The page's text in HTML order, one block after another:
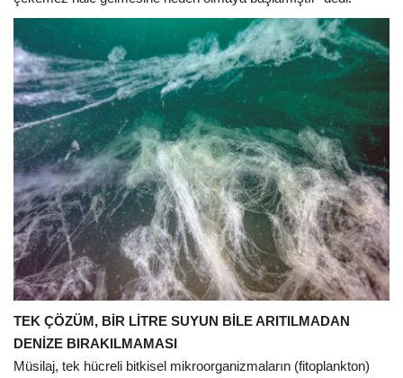
TEK ÇÖZÜM, BİR LİTRE SUYUN BİLE ARITILMADAN
DENİZE BIRAKILMAMASI
Müsilaj, tek hücreli bitkisel mikroorganizmaların (fitoplankton)